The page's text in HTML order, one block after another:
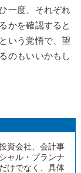
一度、それぞれ
かを確認すると
いう覚悟で、望
のもいいかもし
資会社、会計事
ャル・プランナ
けでなく、具体